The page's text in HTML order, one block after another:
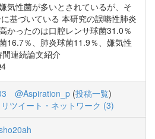
気性菌が多いとされているが、そ
基づいている 本研究の誤嚥性肺炎
かったのは口腔レンサ球菌31.0％
16.7％、肺炎球菌11.9％、嫌気性
連続論文紹介
@Aspiration_p (投稿一覧)
リツイート・ネットワーク (3)